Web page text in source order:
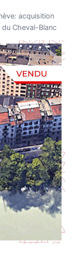
acquisition
Cheval-Blanc